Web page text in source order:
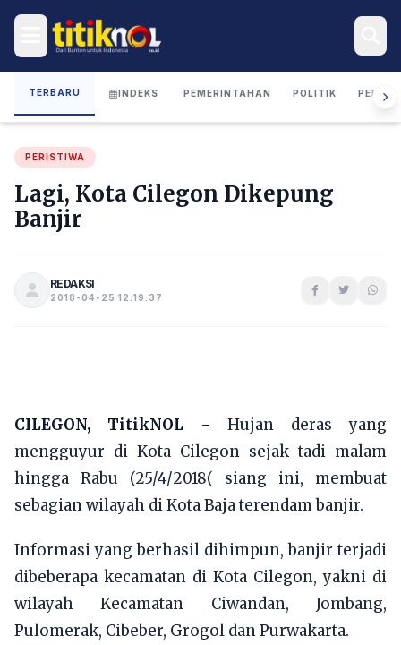
TERBARU INDEKS PEMERINTAHAN POLITIK
PERISTIWA
Lagi, Kota Cilegon Dikepung
Banjir
REDAKSI
2018-04-25 12:19:37
CILEGON, TitikNOL - Hujan deras yang
mengguyur di Kota Cilegon sejak tadi malam
hingga Rabu (25/4/2018( siang ini, membuat
sebagian wilayah di Kota Baja terendam banjir.
Informasi yang berhasil dihimpun, banjir terjadi
dibeberapa kecamatan di Kota Cilegon, yakni di
wilayah Kecamatan Ciwandan, Jombang,
Pulomerak, Cibeber, Grogol dan Purwakarta.